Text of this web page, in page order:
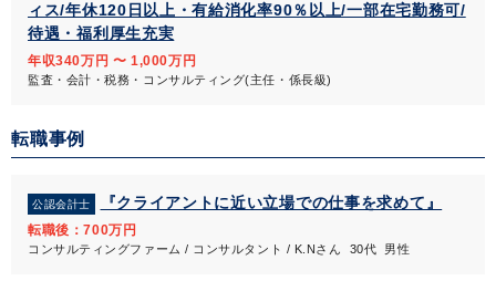
ィス/年休120日以上・有給消化率90％以上/一部在宅勤務可/
待遇・福利厚生充実
年収340万円 〜 1,000万円
監査・会計・税務・コンサルティング(主任・係長級)
転職事例
公認会計士 『クライアントに近い立場での仕事を求めて』
転職後：700万円
コンサルティングファーム / コンサルタント / K.Nさん 30代 男性